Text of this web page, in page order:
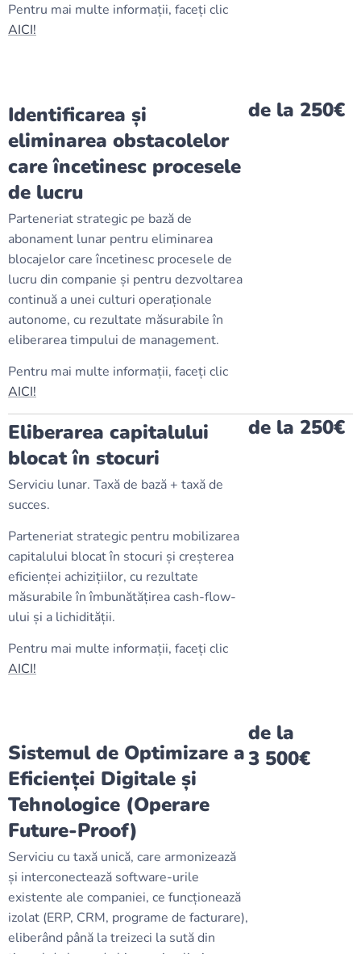
Pentru mai multe informații, faceți clic
AICI!
Identificarea și
eliminarea obstacolelor
care încetinesc procesele
de lucru
Parteneriat strategic pe bază de
abonament lunar pentru eliminarea
blocajelor care încetinesc procesele de
lucru din companie și pentru dezvoltarea
continuă a unei culturi operaționale
autonome, cu rezultate măsurabile în
eliberarea timpului de management.
Pentru mai multe informații, faceți clic
AICI!
de la 250€
Eliberarea capitalului
blocat în stocuri
Serviciu lunar. Taxă de bază + taxă de
succes.
Parteneriat strategic pentru mobilizarea
capitalului blocat în stocuri și creșterea
eficienței achizițiilor, cu rezultate
măsurabile în îmbunătățirea cash-flow-
ului și a lichidității.
Pentru mai multe informații, faceți clic
AICI!
de la 250€
Sistemul de Optimizare a
Eficienței Digitale și
Tehnologice (Operare
Future-Proof)
Serviciu cu taxă unică, care armonizează
și interconectează software-urile
existente ale companiei, ce funcționează
izolat (ERP, CRM, programe de facturare),
eliberând până la treizeci la sută din
de la
3 500€